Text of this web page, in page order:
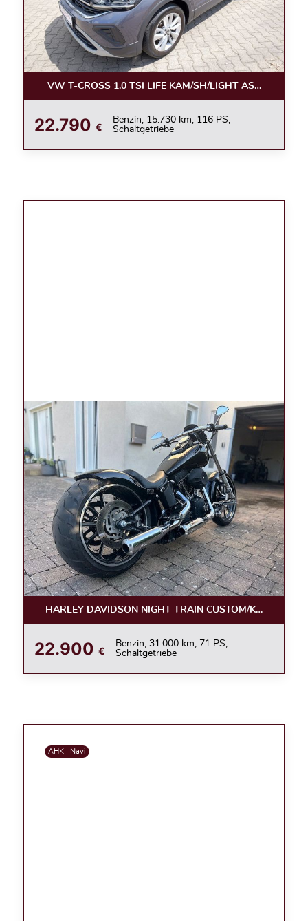
VW T-CROSS 1.0 TSI LIFE KAM/SH/LIGHT ASSIST/
22.790 €
Benzin, 15.730 km, 116 PS,
Schaltgetriebe
HARLEY DAVIDSON NIGHT TRAIN CUSTOM/KLAPPE/
22.900 €
Benzin, 31.000 km, 71 PS,
Schaltgetriebe
AHK | Navi